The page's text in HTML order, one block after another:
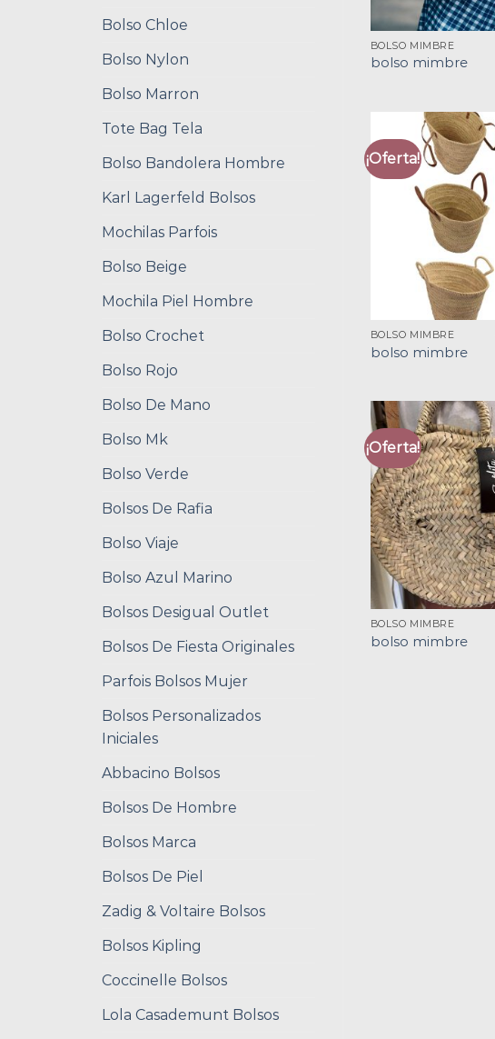
Bolso Chloe
Bolso Nylon
Bolso Marron
Tote Bag Tela
Bolso Bandolera Hombre
Karl Lagerfeld Bolsos
Mochilas Parfois
Bolso Beige
Mochila Piel Hombre
Bolso Crochet
Bolso Rojo
Bolso De Mano
Bolso Mk
Bolso Verde
Bolsos De Rafia
Bolso Viaje
Bolso Azul Marino
Bolsos Desigual Outlet
Bolsos De Fiesta Originales
Parfois Bolsos Mujer
Bolsos Personalizados
Iniciales
Abbacino Bolsos
Bolsos De Hombre
Bolsos Marca
Bolsos De Piel
Zadig & Voltaire Bolsos
Bolsos Kipling
Coccinelle Bolsos
Lola Casademunt Bolsos
BOLSO MIMBRE
bolso mimbre
¡Oferta!
BOLSO MIMBRE
bolso mimbre
¡Oferta!
BOLSO MIMBRE
bolso mimbre